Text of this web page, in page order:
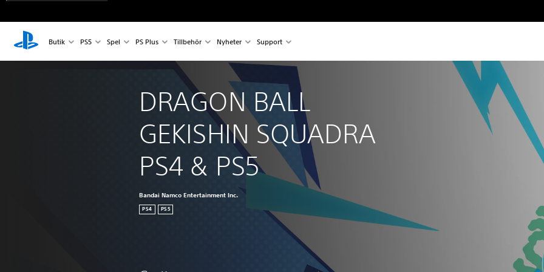
Butik PS5 Spel PS Plus Tillbehör Nyheter Support
DRAGON BALL
GEKISHIN SQUADRA
PS4 & PS5
Bandai Namco Entertainment Inc.
PS4 PS5